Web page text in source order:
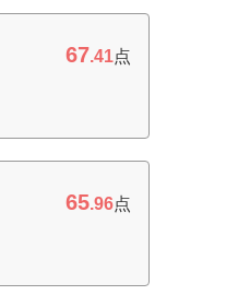
67.41点
65.96点